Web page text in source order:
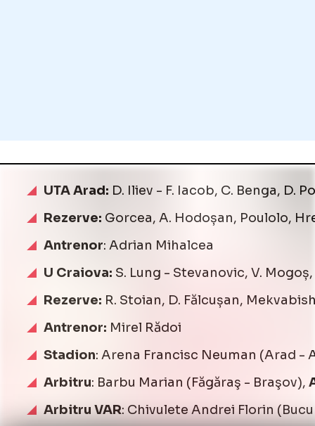
UTA Arad: D. Iliev - F. Iacob, C. Benga, D.
Rezerve: Gorcea, A. Hodoșan, Poulolo,
Antrenor: Adrian Mihalcea
U Craiova: S. Lung - Stevanovic, V.
Rezerve: R. Stoian, D. Fălcușan,
Antrenor: Mirel Rădoi
Stadion: Arena Francisc Neuman (Arad -
Arbitru: Barbu Marian (Făgăraş - Braşov),
Arbitru VAR: Chivulete Andrei Florin